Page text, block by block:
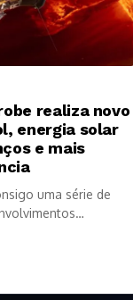
realiza novo
energia solar
e mais
uma série de